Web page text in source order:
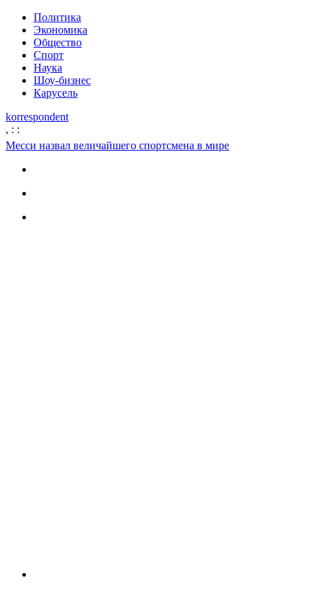
Политика
Экономика
Общество
Спорт
Наука
Шоу-бизнес
Карусель
korrespondent
, : :
Месси назвал величайшего спортсмена в мире